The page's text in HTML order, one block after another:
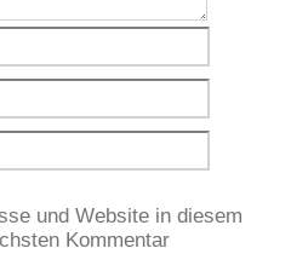
und Website in diesem
Kommentar